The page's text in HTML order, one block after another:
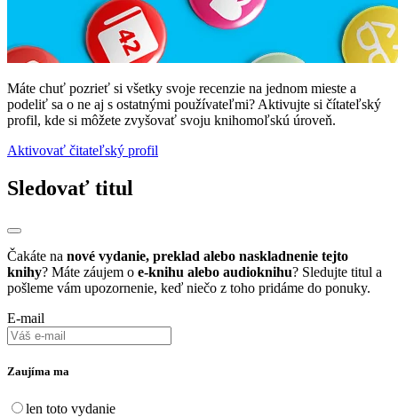
Máte chuť pozrieť si všetky svoje recenzie na jednom mieste a
podeliť sa o ne aj s ostatnými používateľmi? Aktivujte si čítateľský
profil, kde si môžete zvyšovať svoju knihomoľskú úroveň.
Aktivovať čitateľský profil
Sledovať titul
Čakáte na nové vydanie, preklad alebo naskladnenie tejto
knihy? Máte záujem o e-knihu alebo audioknihu? Sledujte titul a
pošleme vám upozornenie, keď niečo z toho pridáme do ponuky.
E-mail
Zaujíma ma
len toto vydanie